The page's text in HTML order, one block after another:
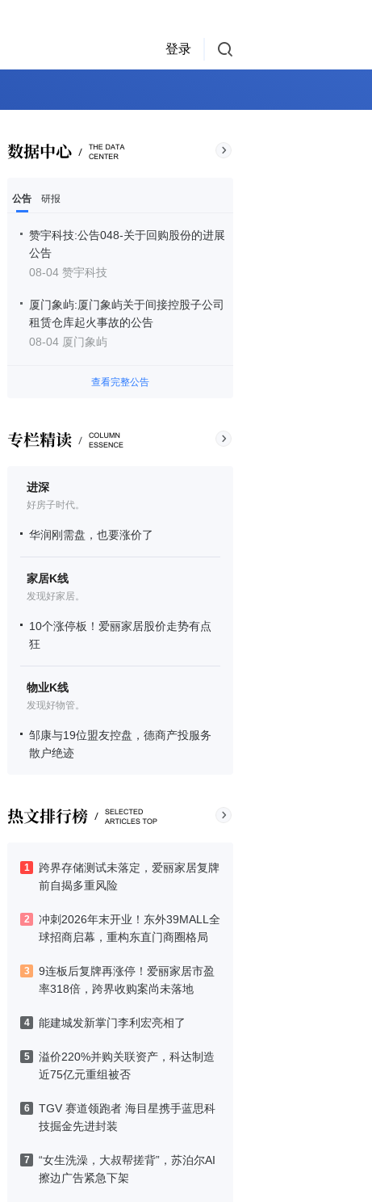
登录
公告 研报
赞宇科技:公告048-关于回购股份的进展
公告
08-04 赞宇科技
厦门象屿:厦门象屿关于间接控股子公司
租赁仓库起火事故的公告
08-04 厦门象屿
查看完整公告
进深
好房子时代。
华润刚需盘，也要涨价了
家居K线
发现好家居。
10个涨停板！爱丽家居股价走势有点
狂
物业K线
发现好物管。
邹康与19位盟友控盘，德商产投服务
散户绝迹
1
跨界存储测试未落定，爱丽家居复牌
前自揭多重风险
2
冲刺2026年末开业！东外39MALL全
球招商启幕，重构东直门商圈格局
3
9连板后复牌再涨停！爱丽家居市盈
率318倍，跨界收购案尚未落地
4 能建城发新掌门李利宏亮相了
5
溢价220%并购关联资产，科达制造
近75亿元重组被否
6
TGV 赛道领跑者 海目星携手蓝思科
技掘金先进封装
7
“女生洗澡，大叔帮搓背”，苏泊尔AI
擦边广告紧急下架